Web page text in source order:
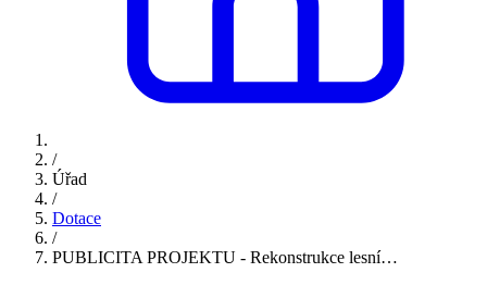
/
Úřad
/
Dotace
/
PUBLICITA PROJEKTU - Rekonstrukce lesní…